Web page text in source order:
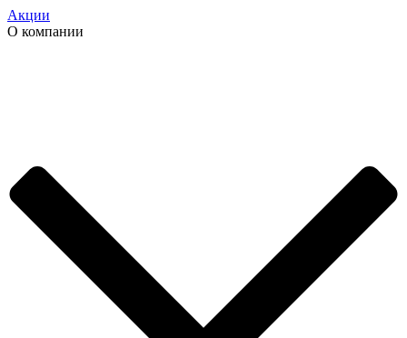
Акции
О компании